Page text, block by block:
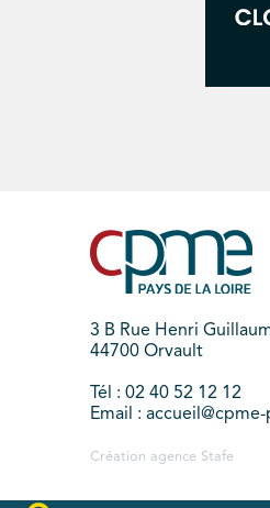
3 B Rue Henri
44700 Orvault
Tél : 02 40 52 12 12
Email :
Création agence Stafe